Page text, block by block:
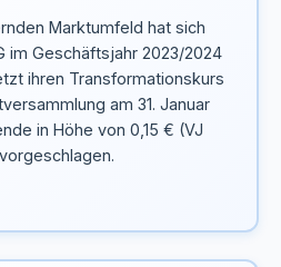
Marktumfeld hat sich
im Geschäftsjahr 2023/2024
ihren Transformationskurs
am 31. Januar
in Höhe von 0,15 € (VJ